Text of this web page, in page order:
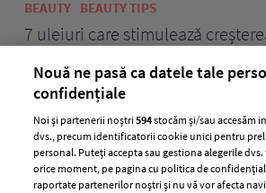
BEAUTY BEAUTY TIPS
7 uleiuri care stimulează
Nouă ne pasă ca datele tale
confidențiale
Noi și partenerii noștri594stocăm și/sau accesăm
dvs., precum identificatorii cookie unici pentru
personal. Puteți accepta sau gestiona alegerile
orice moment, pe pagina cu politica de
raportate partenerilor noștri și nu vă vor afecta